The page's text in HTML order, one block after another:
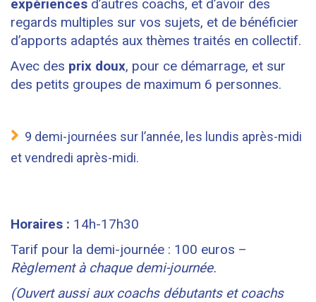
expériences d’autres coachs, et d’avoir des
regards multiples sur vos sujets, et de bénéficier
d’apports adaptés aux thèmes traités en collectif.
Avec des prix doux, pour ce démarrage, et sur
des petits groupes de maximum 6 personnes.
9 demi-journées sur l’année, les lundis après-midi
et vendredi après-midi.
Horaires : 14h-17h30
Tarif pour la demi-journée : 100 euros –
Règlement à chaque demi-journée.
(Ouvert aussi aux coachs débutants et coachs